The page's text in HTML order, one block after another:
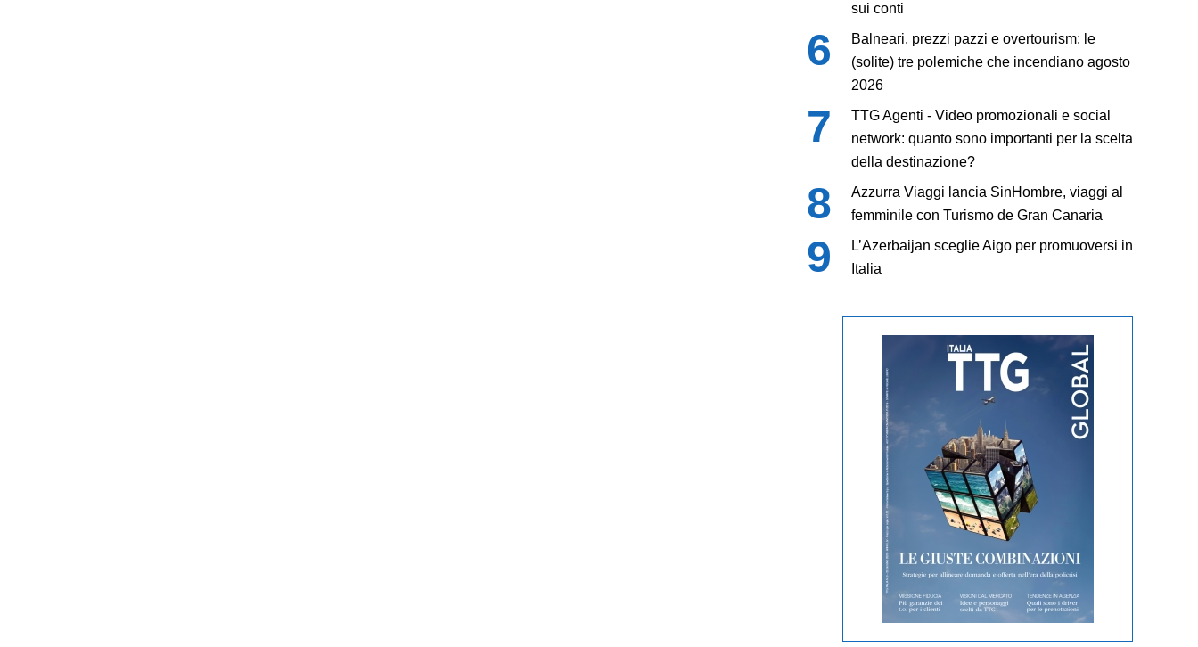
sui conti
Balneari, prezzi pazzi e overtourism: le
(solite) tre polemiche che incendiano agosto
2026
TTG Agenti - Video promozionali e social
network: quanto sono importanti per la scelta
della destinazione?
Azzurra Viaggi lancia SinHombre, viaggi al
femminile con Turismo de Gran Canaria
L’Azerbaijan sceglie Aigo per promuoversi in
Italia